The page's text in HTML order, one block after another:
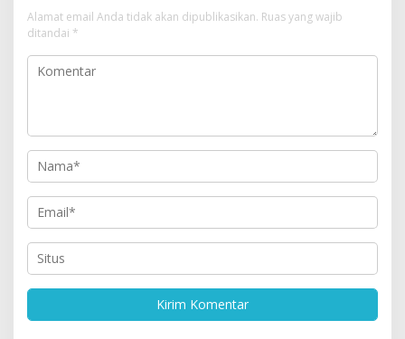
Alamat email Anda tidak akan dipublikasikan. Ruas yang wajib
ditandai *